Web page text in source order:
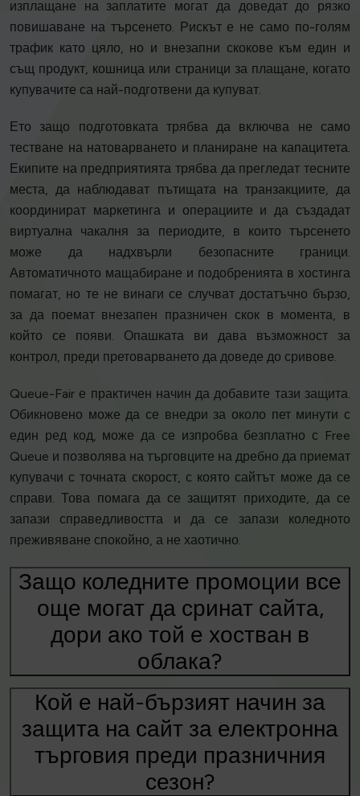
изплащане на заплатите могат да доведат до рязко
повишаване на търсенето. Рискът е не само по-голям
трафик като цяло, но и внезапни скокове към един и
същ продукт, кошница или страници за плащане, когато
купувачите са най-подготвени да купуват.
Ето защо подготовката трябва да включва не само
тестване на натоварването и планиране на капацитета.
Екипите на предприятията трябва да прегледат тесните
места, да наблюдават пътищата на транзакциите, да
координират маркетинга и операциите и да създадат
виртуална чакалня за периодите, в които търсенето
може да надхвърли безопасните граници.
Автоматичното мащабиране и подобренията в хостинга
помагат, но те не винаги се случват достатъчно бързо,
за да поемат внезапен празничен скок в момента, в
който се появи. Опашката ви дава възможност за
контрол, преди претоварването да доведе до сривове.
Queue-Fair е практичен начин да добавите тази защита.
Обикновено може да се внедри за около пет минути с
един ред код, може да се изпробва безплатно с Free
Queue и позволява на търговците на дребно да приемат
купувачи с точната скорост, с която сайтът може да се
справи. Това помага да се защитят приходите, да се
запази справедливостта и да се запази коледното
преживяване спокойно, а не хаотично.
Защо коледните промоции все
още могат да сринат сайта,
дори ако той е хостван в
облака?
Кой е най-бързият начин за
защита на сайт за електронна
търговия преди празничния
сезон?